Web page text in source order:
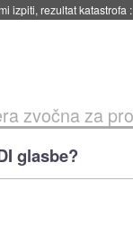
4.
zvočna za
glasbe?